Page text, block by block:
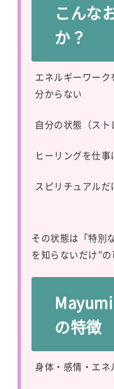
こんな
か？
エネルギーワー
分からない
自分の状態（ス
ヒーリングを仕
スピリチュアル
その状態は「特別
を知らないだけ”の
の特徴
身体・感情・エ